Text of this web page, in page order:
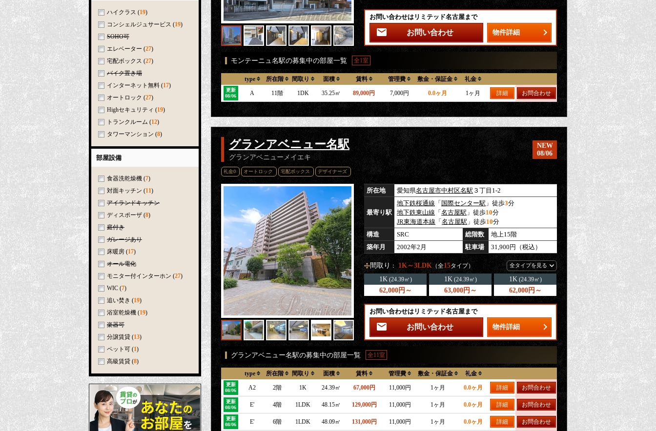
ハイクラス (19)
コンシェルジュサービス (19)
SOHO可
エレベーター (27)
宅配ボックス (27)
バイク置き場
インターネット無料 (17)
オートロック (27)
Highセキュリティ (19)
トランクルーム (12)
タワーマンション (8)
部屋設備
食器洗乾燥機 (7)
対面キッチン (11)
アイランドキッチン
ディスポーザ (8)
庭付き
ガレージあり
床暖房 (17)
オール電化
モニター付インターホン (27)
WIC (7)
追い焚き (19)
浴室乾燥機 (19)
楽器可
分譲賃貸 (13)
ペット可 (1)
高級賃貸 (8)
お問い合わせはリミテッド名古屋まで
お問い合わせ 物件詳細
モンテーニュ名駅の募集中の部屋一覧 全1室
type 所在階 間取り 面積 賃料 管理費 敷金・保証金 礼金
更新
08/06
A 11階 1DK 35.25㎡ 89,000円 7,000円 0.0ヶ月 1ヶ月 詳細 お問合わせ
グランアベニュー名駅
グランアベニューメイエキ
NEW
08/06
礼金0 オートロック 宅配ボックス デザイナーズ
所在地 愛知県名古屋市中村区名駅 ３丁目1-2
最寄り駅
地下鉄桜通線 「 国際センター駅 」徒歩3分
地下鉄東山線 「 名古屋駅 」徒歩10分
JR東海道本線 「 名古屋駅 」徒歩10分
構造
SRC 総階数
地上15階
築年月
2002年2月 駐車場 31,900円（税込）
間取り ： 1K～3LDK （全15タイプ） 全タイプを見る
1K (24.39㎡)
62,000円～
1K (24.39㎡)
63,000円～
1K (24.39㎡)
62,000円～
お問い合わせはリミテッド名古屋まで
お問い合わせ 物件詳細
グランアベニュー名駅の募集中の部屋一覧 全11室
type 所在階 間取り 面積 賃料 管理費 敷金・保証金 礼金
更新
08/06
A2 2階 1K 24.39㎡ 67,000円 11,000円 1ヶ月 0.0ヶ月 詳細 お問合わせ
更新
08/06
E' 4階 1LDK 48.15㎡ 129,000円 11,000円 1ヶ月 0.0ヶ月 詳細 お問合わせ
更新
08/06
E' 6階 1LDK 48.09㎡ 131,000円 11,000円 1ヶ月 0.0ヶ月 詳細 お問合わせ